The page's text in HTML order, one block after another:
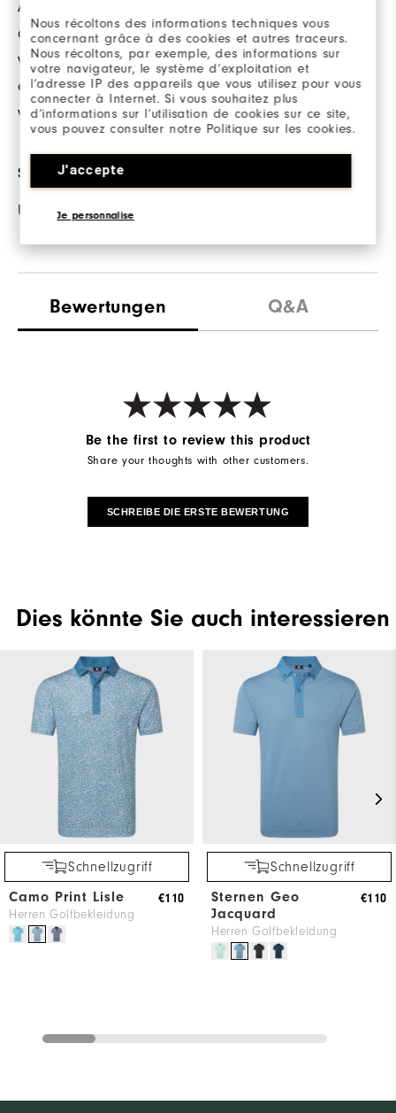
Nous récoltons des informations techniques vous
concernant grâce à des cookies et autres traceurs.
Nous récoltons, par exemple, des informations sur
votre navigateur, le système d’exploitation et
l’adresse IP des appareils que vous utilisez pour vous
connecter à Internet. Si vous souhaitez plus
d’informations sur l’utilisation de cookies sur ce site,
vous pouvez consulter notre Politique sur les cookies.
J'accepte
Je personnalise
Ausrüstung verhindert
die Geruchsbildung,
wenn Feuchtigkeit in
der Umgebung
vorhanden ist.
Haltbarkeit.
SONNENSCHUTZ
UPF 30 Sonnenschutz
Bewertungen Q&A
Be the first to review this product
Share your thoughts with other customers.
SCHREIBE DIE ERSTE BEWERTUNG
Dies könnte Sie auch interessieren
Schnellzugriff
Camo Print Lisle
Herren Golfbekleidung
€110
Schnellzugriff
Sternen Geo
Jacquard
Herren Golfbekleidung
€110